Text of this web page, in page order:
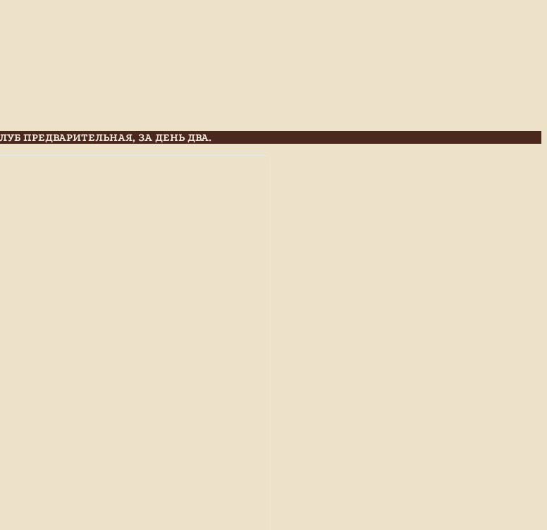
ПРЕДВАРИТЕЛЬНАЯ, ЗА ДЕНЬ ДВА.